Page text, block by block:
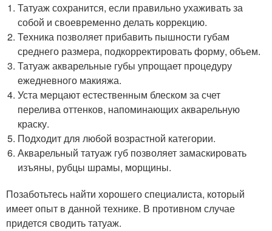
Татуаж сохранится, если правильно ухаживать за
собой и своевременно делать коррекцию.
Техника позволяет прибавить пышности губам
среднего размера, подкорректировать форму, объем.
Татуаж акварельные губы упрощает процедуру
ежедневного макияжа.
Уста мерцают естественным блеском за счет
перелива оттенков, напоминающих акварельную
краску.
Подходит для любой возрастной категории.
Акварельный татуаж губ позволяет замаскировать
изъяны, рубцы шрамы, морщины.
Позаботьтесь найти хорошего специалиста, который
имеет опыт в данной технике. В противном случае
придется сводить татуаж.